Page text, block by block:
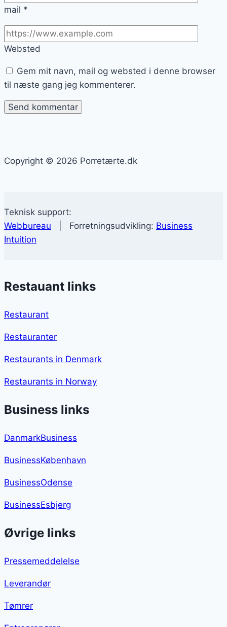
mail *
Websted
Gem mit navn, mail og websted i denne browser
til næste gang jeg kommenterer.
Copyright © 2026 Porretærte.dk
Teknisk support:
Webbureau | Forretningsudvikling: Business
Intuition
Restauant links
Restaurant
Restauranter
Restaurants in Denmark
Restaurants in Norway
Business links
DanmarkBusiness
BusinessKøbenhavn
BusinessOdense
BusinessEsbjerg
Øvrige links
Pressemeddelelse
Leverandør
Tømrer